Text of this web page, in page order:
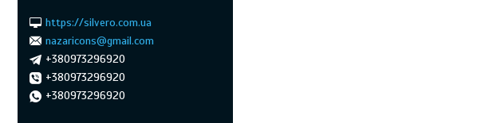
https://silvero.com.ua
nazaricons@gmail.com
+380973296920
+380973296920
+380973296920